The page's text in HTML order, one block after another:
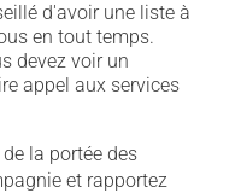
d'avoir une liste à
en tout temps.
devez voir un
appel aux services
la portée des
et rapportez